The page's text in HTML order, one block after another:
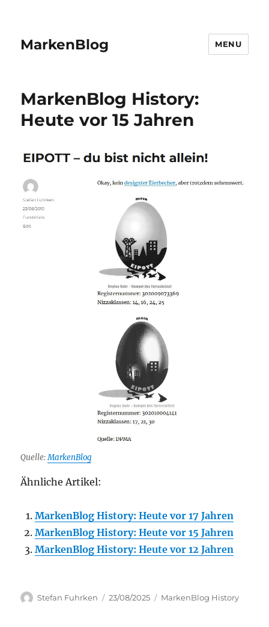
MarkenBlog MENU
MarkenBlog History:
Heute vor 15 Jahren
Quelle:MarkenBlog
Ähnliche Artikel:
MarkenBlog History: Heute vor 17 Jahren
MarkenBlog History: Heute vor 15 Jahren
MarkenBlog History: Heute vor 12 Jahren
Author
Stefan Fuhrken
Posted
23/08/2025 Categories
MarkenBlog History